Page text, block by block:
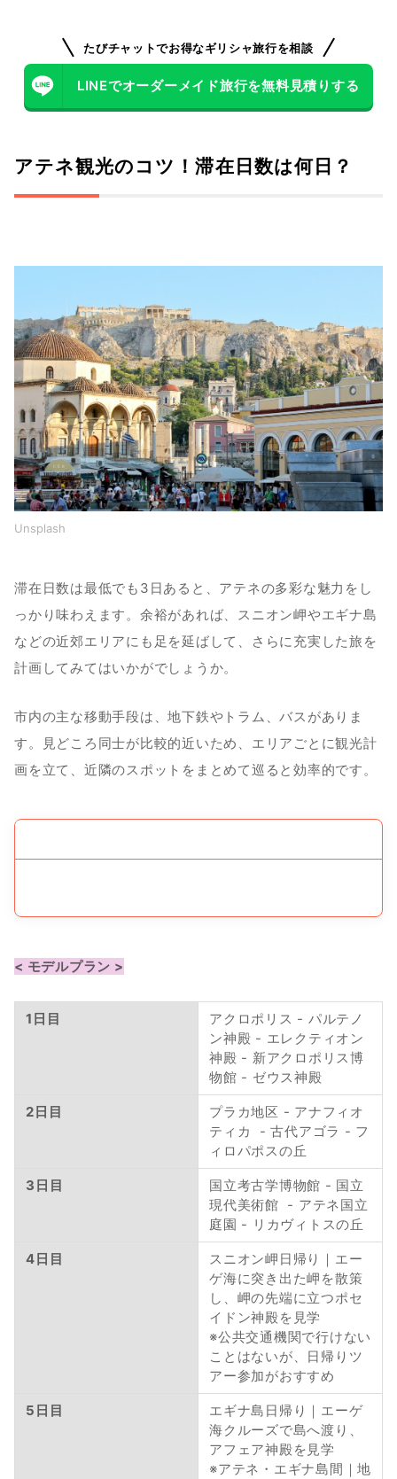
たびチャットでお得なギリシャ旅行を相談
LINEでオーダーメイド旅行を無料見積りする
アテネ観光のコツ！滞在日数は何日？
Unsplash
滞在日数は最低でも3日あると、アテネの多彩な魅力をし
っかり味わえます。余裕があれば、スニオン岬やエギナ島
などの近郊エリアにも足を延ばして、さらに充実した旅を
計画してみてはいかがでしょうか。
市内の主な移動手段は、地下鉄やトラム、バスがありま
す。見どころ同士が比較的近いため、エリアごとに観光計
画を立て、近隣のスポットをまとめて巡ると効率的です。
< モデルプラン >
1日目
アクロポリス - パルテノ
ン神殿 - エレクティオン
神殿 - 新アクロポリス博
物館 - ゼウス神殿
2日目
プラカ地区 - アナフィオ
ティカ  - 古代アゴラ - フ
ィロパポスの丘
3日目
国立考古学博物館 - 国立
現代美術館  - アテネ国立
庭園 - リカヴィトスの丘
4日目
スニオン岬日帰り｜エー
ゲ海に突き出た岬を散策
し、岬の先端に立つポセ
イドン神殿を見学
※公共交通機関で行けない
ことはないが、日帰りツ
アー参加がおすすめ
5日目
エギナ島日帰り｜エーゲ
海クルーズで島へ渡り、
アフェア神殿を見学
※アテネ・エギナ島間｜地